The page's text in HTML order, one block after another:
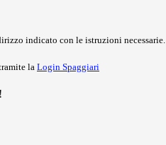
indicato con le istruzioni necessarie.
la Login Spaggiari